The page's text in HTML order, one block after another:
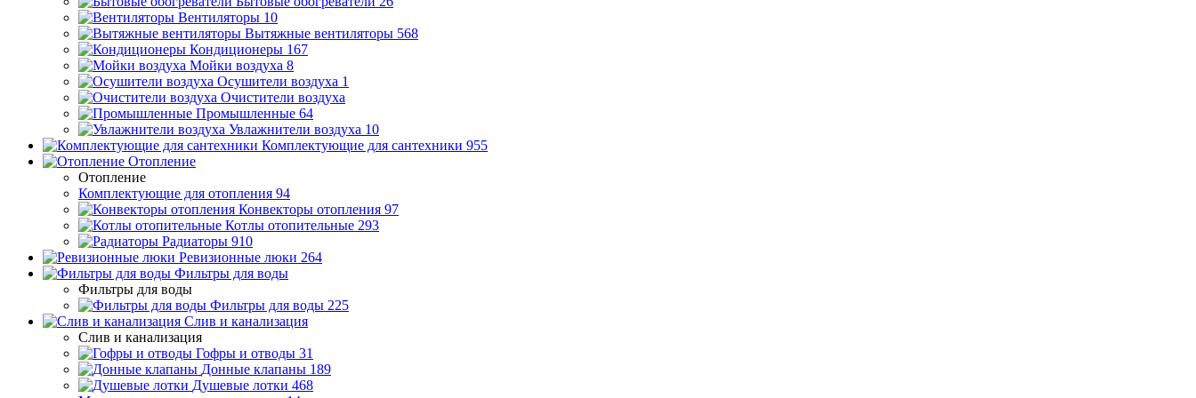
Вентиляторы 10
Вытяжные вентиляторы 568
Кондиционеры 167
Мойки воздуха 8
Осушители воздуха 1
Очистители воздуха
Промышленные 64
Увлажнители воздуха 10
Комплектующие для сантехники 955
Отопление
Отопление
Комплектующие для отопления 94
Конвекторы отопления 97
Котлы отопительные 293
Радиаторы 910
Ревизионные люки 264
Фильтры для воды
Фильтры для воды
Фильтры для воды 225
Слив и канализация
Слив и канализация
Гофры и отводы 31
Донные клапаны 189
Душевые лотки 468